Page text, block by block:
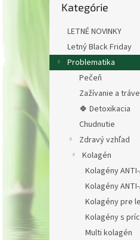
kategórie
Kategórie
LETNÉ NOVINKY
Letný Black Friday
Problematika
Pečeň
Zažívanie a
🍀 Detoxikacia
Chudnutie
Zdravý vzhľad
Kolagén
Kolagény
Kolagény
Kolagény pre
Kolagény s
Multi kolagén